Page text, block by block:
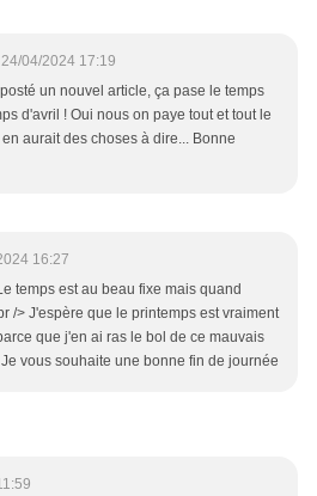
24/04/2024 17:19
un nouvel article, ça pase le temps
d'avril ! Oui nous on paye tout et tout le
aurait des choses à dire... Bonne
16:27
temps est au beau fixe mais quand
/> J'espère que le printemps est vraiment
que j'en ai ras le bol de ce mauvais
vous souhaite une bonne fin de journée